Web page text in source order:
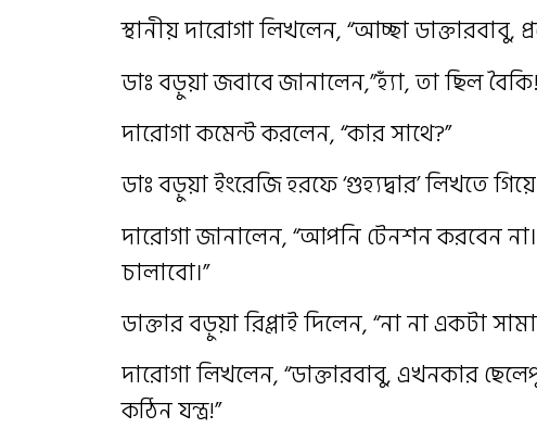
স্থানীয় দারোগা লিখলেন, “আচ্ছা ডাক্তারবাবু,
ডাঃ বড়ুয়া জবাবে জানালেন,”হ্যাঁ, তা ছিল
দারোগা কমেন্ট করলেন, “কার সাথে?”
ডাঃ বড়ুয়া ইংরেজি হরফে ‘গুহ্যদ্বার’ লিখতে
দারোগা জানালেন, “আপনি টেনশন করবেন
চালাবো।”
ডাক্তার বড়ুয়া রিপ্লাই দিলেন, “না না একটা
দারোগা লিখলেন, “ডাক্তারবাবু, এখনকার
কঠিন যন্ত্র!”